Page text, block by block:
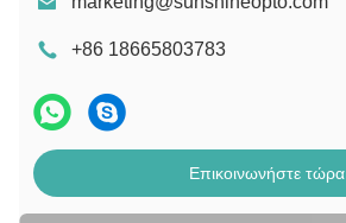
+86 18665803783
Επικοινωνήστε τώρα